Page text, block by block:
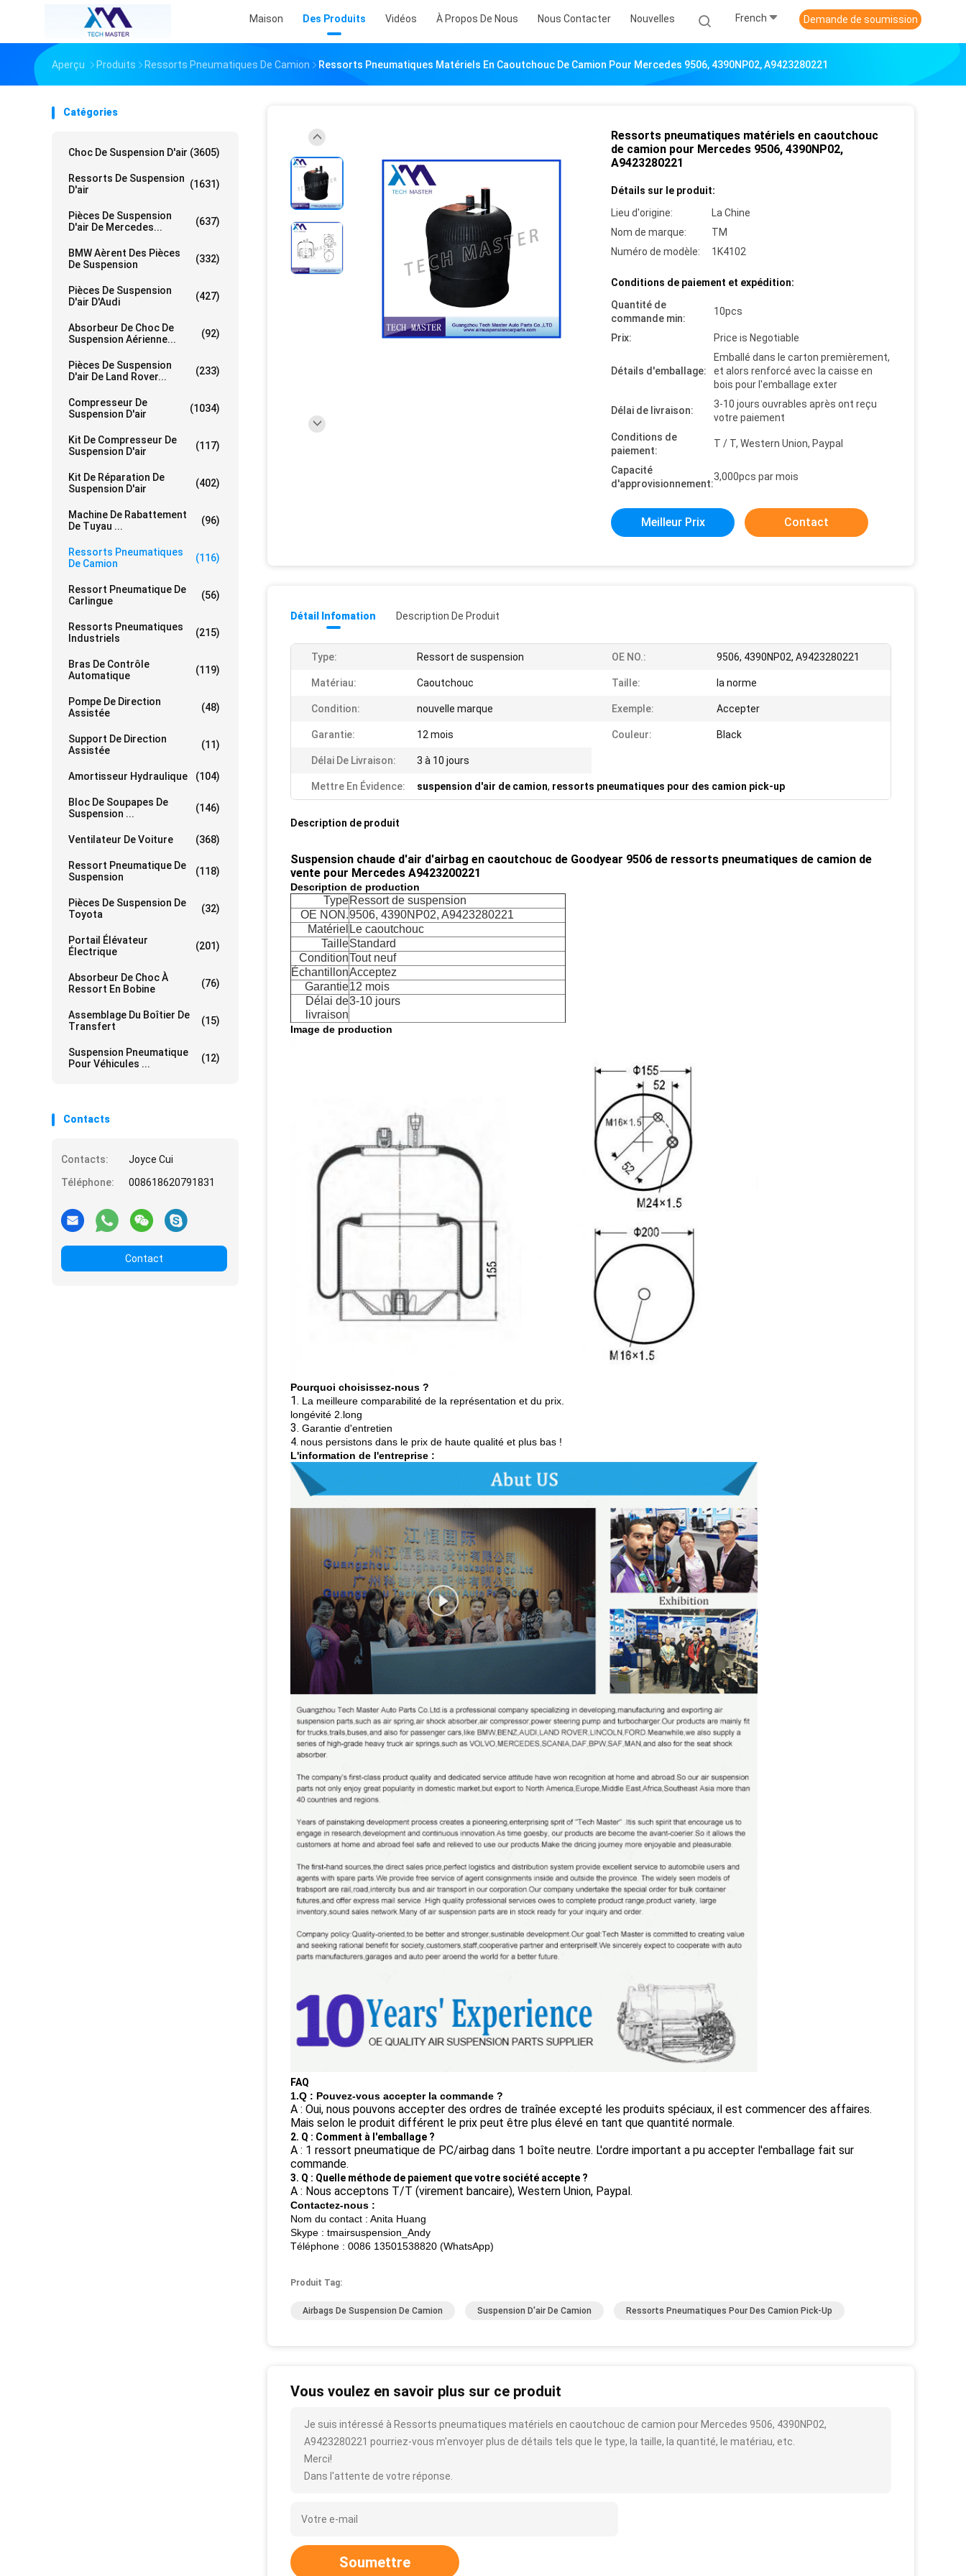
Maison Des Produits Vidéos À Propos De Nous Nous Contacter Nouvelles French Demande de soumission
Aperçu Produits Ressorts Pneumatiques De Camion Ressorts Pneumatiques Matériels En Caoutchouc De Camion Pour Mercedes 9506, 4390NP02, A9423280221
Catégories
Choc De Suspension D'air (3605)
Ressorts De Suspension
D'air
(1631)
Pièces De Suspension
D'air De Mercedes...
(637)
BMW Aèrent Des Pièces
De Suspension
(332)
Pièces De Suspension
D'air D'Audi
(427)
Absorbeur De Choc De
Suspension Aérienne...
(92)
Pièces De Suspension
D'air De Land Rover...
(233)
Compresseur De
Suspension D'air
(1034)
Kit De Compresseur De
Suspension D'air
(117)
Kit De Réparation De
Suspension D'air
(402)
Machine De Rabattement
De Tuyau ...
(96)
Ressorts Pneumatiques
De Camion
(116)
Ressort Pneumatique De
Carlingue
(56)
Ressorts Pneumatiques
Industriels
(215)
Bras De Contrôle
Automatique
(119)
Pompe De Direction
Assistée
(48)
Support De Direction
Assistée
(11)
Amortisseur Hydraulique (104)
Bloc De Soupapes De
Suspension ...
(146)
Ventilateur De Voiture (368)
Ressort Pneumatique De
Suspension
(118)
Pièces De Suspension De
Toyota
(32)
Portail Élévateur
Électrique
(201)
Absorbeur De Choc À
Ressort En Bobine
(76)
Assemblage Du Boîtier De
Transfert
(15)
Suspension Pneumatique
Pour Véhicules ...
(12)
Contacts
Contacts:
Joyce Cui
Téléphone:
008618620791831
Contact
Ressorts pneumatiques matériels en caoutchouc
de camion pour Mercedes 9506, 4390NP02,
A9423280221
Détails sur le produit:
Lieu d'origine:
La Chine
Nom de marque:
TM
Numéro de modèle:
1K4102
Conditions de paiement et expédition:
Quantité de
commande min:
10pcs
Prix: Price is Negotiable
Détails d'emballage:
Emballé dans le carton premièrement,
et alors renforcé avec la caisse en
bois pour l'emballage exter
Délai de livraison:
3-10 jours ouvrables après ont reçu
votre paiement
Conditions de
paiement:
T / T, Western Union, Paypal
Capacité
d'approvisionnement:
3,000pcs par mois
Meilleur Prix Contact
Détail Infomation Description De Produit
Type: Ressort de suspension OE NO.: 9506, 4390NP02, A9423280221
Matériau: Caoutchouc Taille: la norme
Condition: nouvelle marque Exemple: Accepter
Garantie: 12 mois Couleur: Black
Délai De Livraison: 3 à 10 jours
Mettre En Évidence: suspension d'air de camion, ressorts pneumatiques pour des camion pick-up
Description de produit
Suspension chaude d'air d'airbag en caoutchouc de Goodyear 9506 de ressorts pneumatiques de camion de
vente pour Mercedes A9423200221
Description de production
TypeRessort de suspension
OE NON.9506, 4390NP02, A9423280221
Matériel Le caoutchouc
TailleStandard
ConditionTout neuf
ÉchantillonAcceptez
Garantie12 mois
Délai de
livraison
3-10 jours
Image de production
Pourquoi choisissez-nous ?
1. La meilleure comparabilité de la représentation et du prix.
longévité 2.long
3. Garantie d'entretien
4. nous persistons dans le prix de haute qualité et plus bas !
L'information de l'entreprise :
FAQ
1.Q : Pouvez-vous accepter la commande ?
A : Oui, nous pouvons accepter des ordres de traînée excepté les produits spéciaux, il est commencer des affaires.
Mais selon le produit différent le prix peut être plus élevé en tant que quantité normale.
2. Q : Comment à l'emballage ?
A : 1 ressort pneumatique de PC/airbag dans 1 boîte neutre. L'ordre important a pu accepter l'emballage fait sur
commande.
3. Q : Quelle méthode de paiement que votre société accepte ?
A : Nous acceptons T/T (virement bancaire), Western Union, Paypal.
Contactez-nous :
Nom du contact : Anita Huang
Skype : tmairsuspension_Andy
Téléphone : 0086 13501538820 (WhatsApp)
Produit Tag:
Airbags De Suspension De Camion Suspension D'air De Camion Ressorts Pneumatiques Pour Des Camion Pick-Up
Vous voulez en savoir plus sur ce produit
Je suis intéressé à Ressorts pneumatiques matériels en caoutchouc de camion pour Mercedes 9506, 4390NP02,
A9423280221 pourriez-vous m'envoyer plus de détails tels que le type, la taille, la quantité, le matériau, etc.
Merci!
Dans l'attente de votre réponse.
Soumettre